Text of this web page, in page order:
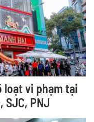
loạt vi phạm tại
SJC, PNJ